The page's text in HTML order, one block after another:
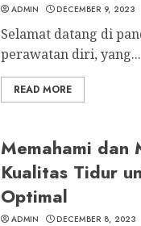
ADMIN DECEMBER 9, 2023
Selamat datang di
perawatan diri, yang...
READ MORE
Memahami dan
Kualitas Tidur
Optimal
ADMIN DECEMBER 8, 2023